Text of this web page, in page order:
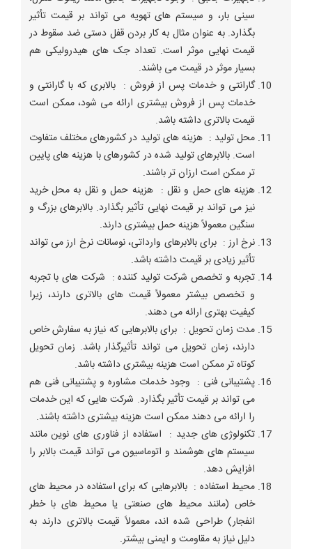
سینی بار، و سیستم ‌های تهویه می ‌تواند بر قیمت تأثیر
بگذارد. به عنوان مثال به کار بردن قفل دستی ضد سقوط در
قیمت نهایی موثر است. تعداد جک های هیدرولیکی هم
بسیار موثر در قیمت می باشند.
گارانتی و خدمات پس از فروش : بالابری که با گارانتی و
خدمات پس از فروش بیشتری ارائه می‌ شود، ممکن است
قیمت بالاتری داشته باشد.
محل تولید : هزینه‌ های تولید در کشورهای مختلف متفاوت
است. بالابرهای تولید شده در کشورهای با هزینه‌ های پایین
‌تر ممکن است ارزان ‌تر باشند.
هزینه ‌های حمل و نقل : هزینه حمل و نقل به محل خرید
نیز می ‌تواند بر قیمت نهایی تأثیر بگذارد. بالابرهای بزرگ و
سنگین معمولاً هزینه حمل بیشتری دارند.
نرخ ارز : برای بالابرهای وارداتی، نوسانات نرخ ارز می ‌تواند
تأثیر زیادی بر قیمت داشته باشد.
تجربه و تخصص شرکت تولید کننده : شرکت ‌های با تجربه
و تخصص بیشتر معمولاً قیمت‌ های بالاتری دارند، زیرا
کیفیت بهتری ارائه می ‌دهند.
مدت زمان تحویل : برای بالابرهایی که نیاز به سفارش خاص
دارند، زمان تحویل می‌ تواند تأثیرگذار باشد. زمان تحویل
کوتاه‌ تر ممکن است هزینه بیشتری داشته باشد.
پشتیبانی فنی : وجود خدمات مشاوره و پشتیبانی فنی هم
می ‌تواند بر قیمت تأثیر بگذارد. شرکت ‌هایی که این خدمات
را ارائه می ‌دهند ممکن است هزینه بیشتری داشته باشند.
تکنولوژی ‌های جدید : استفاده از فناوری ‌های نوین مانند
سیستم‌ های هوشمند و اتوماسیون می ‌تواند قیمت بالابر را
افزایش دهد.
محیط استفاده : بالابرهایی که برای استفاده در محیط ‌های
خاص (مانند محیط‌ های صنعتی یا محیط‌ های با خطر
انفجار) طراحی شده ‌اند، معمولاً قیمت بالاتری دارند به
دلیل نیاز به مقاومت و ایمنی بیشتر.